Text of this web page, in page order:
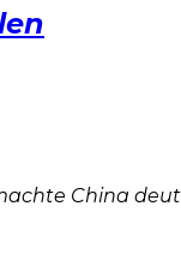
China